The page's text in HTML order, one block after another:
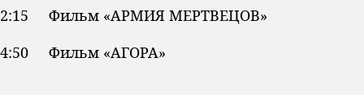
2:15 Фильм «АРМИЯ МЕРТВЕЦОВ»
4:50 Фильм «АГОРА»